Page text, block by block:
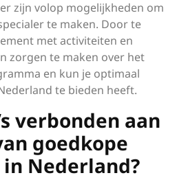
zijn volop mogelijkheden om
te maken. Door te
met activiteiten en
zorgen te maken over het
en kun je optimaal
te bieden heeft.
verbonden aan
goedkope
Nederland?